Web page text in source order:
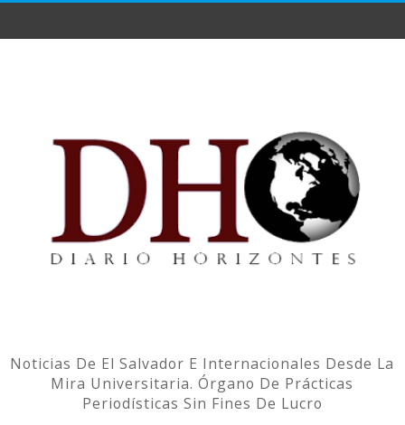
Noticias De El Salvador E Internacionales Desde La
Mira Universitaria. Órgano De Prácticas
Periodísticas Sin Fines De Lucro